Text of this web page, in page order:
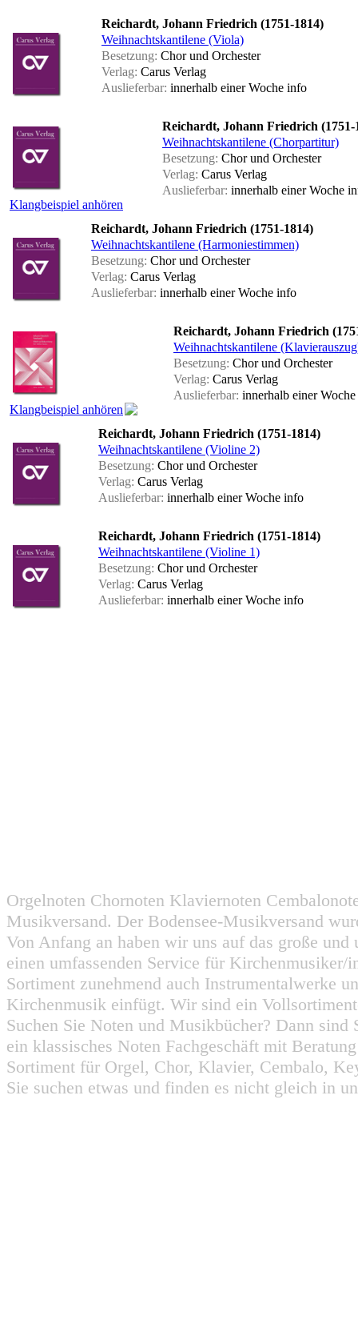
Reichardt, Johann Friedrich (1751-1814)
Weihnachtskantilene (Viola)
Besetzung: Chor und Orchester
Verlag: Carus Verlag
Auslieferbar: innerhalb einer Woche info
Klangbeispiel anhören
Reichardt, Johann Friedrich (1751-
Weihnachtskantilene (Chorpartitur)
Besetzung: Chor und Orchester
Verlag: Carus Verlag
Auslieferbar: innerhalb einer Woche
Reichardt, Johann Friedrich (1751-1814)
Weihnachtskantilene (Harmoniestimmen)
Besetzung: Chor und Orchester
Verlag: Carus Verlag
Auslieferbar: innerhalb einer Woche info
Klangbeispiel anhören
Reichardt, Johann Friedrich
Weihnachtskantilene
Besetzung: Chor und Orchester
Verlag: Carus Verlag
Auslieferbar: innerhalb einer Woche
Reichardt, Johann Friedrich (1751-1814)
Weihnachtskantilene (Violine 2)
Besetzung: Chor und Orchester
Verlag: Carus Verlag
Auslieferbar: innerhalb einer Woche info
Reichardt, Johann Friedrich (1751-1814)
Weihnachtskantilene (Violine 1)
Besetzung: Chor und Orchester
Verlag: Carus Verlag
Auslieferbar: innerhalb einer Woche info
Orgelnoten Chornoten Klaviernoten
Musikversand. Der Bodensee-Musikversand
Von Anfang an haben wir uns auf das große
einen umfassenden Service für
Sortiment zunehmend auch Instrumentalwerke
Kirchenmusik einfügt. Wir sind ein
Suchen Sie Noten und Musikbücher? Dann
ein klassisches Noten Fachgeschäft mit
Sortiment für Orgel, Chor, Klavier, Cembalo,
Sie suchen etwas und finden es nicht gleich in